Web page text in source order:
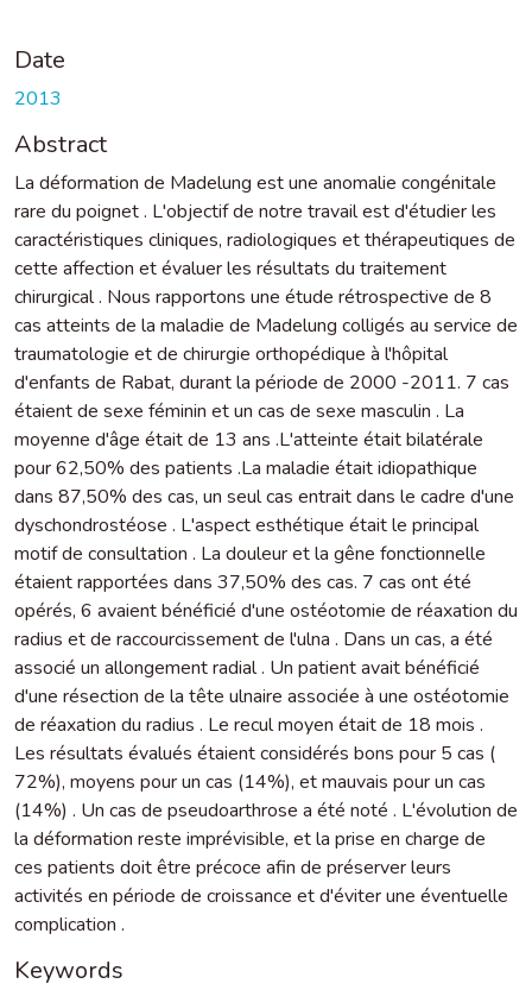
Date
2013
Abstract
La déformation de Madelung est une anomalie congénitale
rare du poignet . L'objectif de notre travail est d'étudier les
caractéristiques cliniques, radiologiques et thérapeutiques de
cette affection et évaluer les résultats du traitement
chirurgical . Nous rapportons une étude rétrospective de 8
cas atteints de la maladie de Madelung colligés au service de
traumatologie et de chirurgie orthopédique à l'hôpital
d'enfants de Rabat, durant la période de 2000 -2011. 7 cas
étaient de sexe féminin et un cas de sexe masculin . La
moyenne d'âge était de 13 ans .L'atteinte était bilatérale
pour 62,50% des patients .La maladie était idiopathique
dans 87,50% des cas, un seul cas entrait dans le cadre d'une
dyschondrostéose . L'aspect esthétique était le principal
motif de consultation . La douleur et la gêne fonctionnelle
étaient rapportées dans 37,50% des cas. 7 cas ont été
opérés, 6 avaient bénéficié d'une ostéotomie de réaxation du
radius et de raccourcissement de l'ulna . Dans un cas, a été
associé un allongement radial . Un patient avait bénéficié
d'une résection de la tête ulnaire associée à une ostéotomie
de réaxation du radius . Le recul moyen était de 18 mois .
Les résultats évalués étaient considérés bons pour 5 cas (
72%), moyens pour un cas (14%), et mauvais pour un cas
(14%) . Un cas de pseudoarthrose a été noté . L'évolution de
la déformation reste imprévisible, et la prise en charge de
ces patients doit être précoce afin de préserver leurs
activités en période de croissance et d'éviter une éventuelle
complication .
Keywords